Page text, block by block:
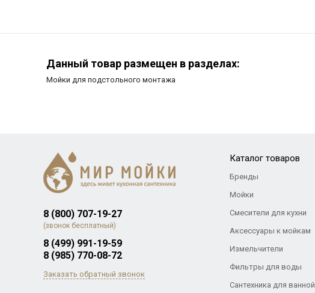
Данный товар размещен в разделах:
Мойки для подстольного монтажа
8 (800) 707-19-27
(звонок бесплатный)
8 (499) 991-19-59
8 (985) 770-08-72
Заказать обратный звонок
Каталог товаров
Бренды
Мойки
Смесители для кухни
Аксессуары к мойкам
Измельчители
Фильтры для воды
Сантехника для ванной